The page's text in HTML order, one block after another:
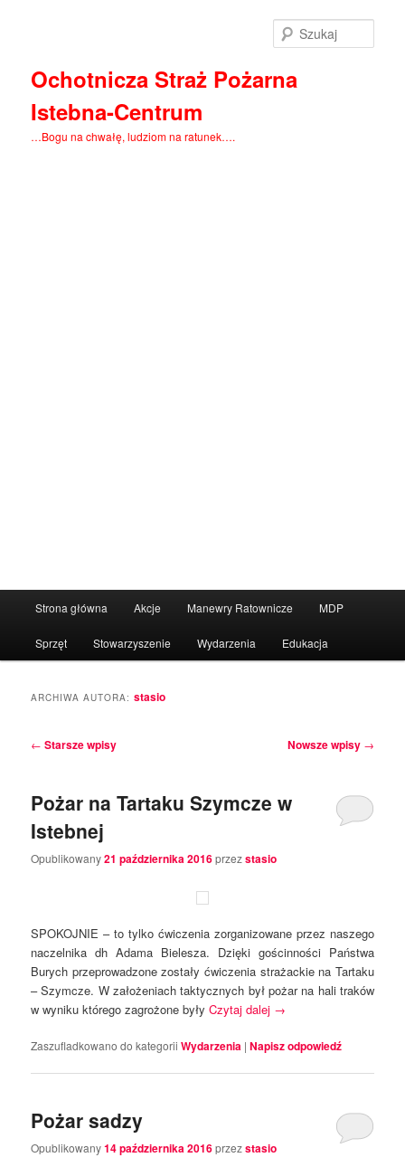
Ochotnicza Straż Pożarna
Istebna-Centrum
…Bogu na chwałę, ludziom na ratunek….
główne
Przeskocz
do
Przeskocz
do
Strona główna Akcje Manewry Ratownicze MDP
Sprzęt Stowarzyszenie Wydarzenia Edukacja
ARCHIWA AUTORA:stasio
Nawigacja
← Starsze wpisy Nowsze wpisy →
Pożar na Tartaku Szymcze w
Istebnej
Opublikowany21 października 2016przezstasio
SPOKOJNIE – to tylko ćwiczenia zorganizowane przez naszego
naczelnika dh Adama Bielesza. Dzięki gościnności Państwa
Burych przeprowadzone zostały ćwiczenia strażackie na Tartaku
– Szymcze. W założeniach taktycznych był pożar na hali traków
w wyniku którego zagrożone byłyCzytaj dalej →
Zaszufladkowano do kategorii Wydarzenia | Napisz odpowiedź
Pożar sadzy
Opublikowany14 października 2016przezstasio